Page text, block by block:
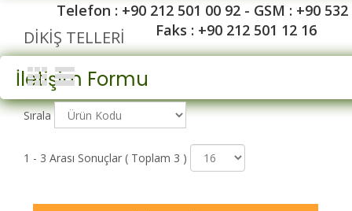
Telefon : +90 212 501 00 92 - GSM : +90 532
Faks : +90 212 501 12 16
İletişim Formu
DIKIŞ TELLERI
Sırala
1 - 3 Arası Sonuçlar ( Toplam 3 )